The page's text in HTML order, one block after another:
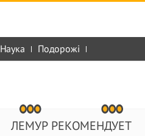
Наука Подорожі
ЛЕМУР РЕКОМЕНДУЕТ